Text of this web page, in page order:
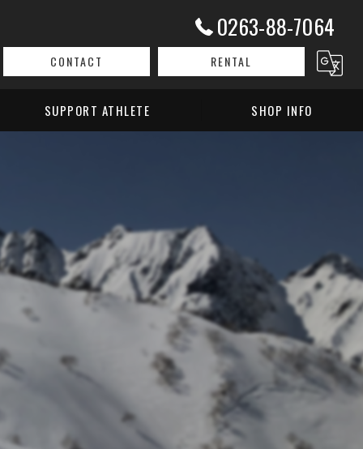
0263-88-7064
CONTACT RENTAL
SUPPORT ATHLETE SHOP INFO